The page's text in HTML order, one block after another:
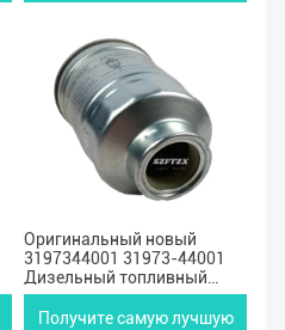
Оригинальный новый
3197344001 31973-44001
Дизельный топливный
фильтр для 2002 Hyundai
H-1 Porter 1996
Получите самую лучшую